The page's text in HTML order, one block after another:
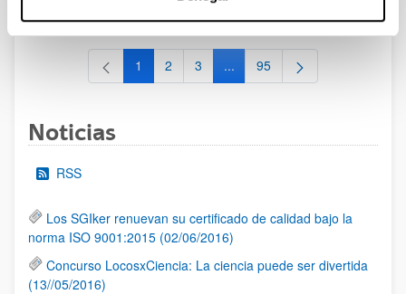
al 30/07/2026 (ambos incluídos)
Página
1 Página
2 Página
3 ...Páginas intermedias Use TAB
Página
95
Noticias
RSS
Los SGIker renuevan su certificado de calidad bajo la
norma ISO 9001:2015 (02/06/2016)
Concurso LocosxCiencia: La ciencia puede ser divertida
(13//05/2016)